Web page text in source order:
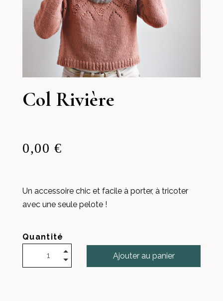
Col Rivière
0,00 €
Un accessoire chic et facile à porter, à tricoter
avec une seule pelote !
Quantité
Ajouter au panier